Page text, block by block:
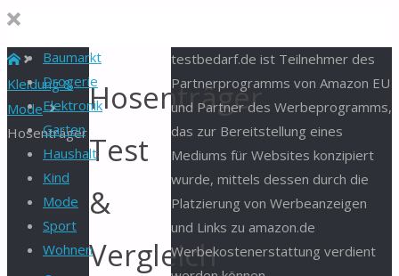
Baumarkt
Drogerie
Elektronik
Garten
Haushalt
Kind
Mode
Sport
Wohnen
Start
Kleidung &
Mode
Hosenträger
Hosenträger
Test
&
Vergleich
testbedarf.de ist Teilnehmer des
Partnerprogramms von Amazon EU
und Partner des Werbeprogramms,
das zur Bereitstellung eines
Mediums für Websites konzipiert
wurde, mittels dessen durch die
Platzierung von Werbeanzeigen
und Links zu amazon.de
Werbekostenerstattung verdient